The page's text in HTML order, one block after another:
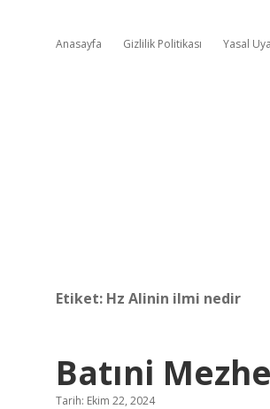
Anasayfa Gizlilik Politikası Yasal
Etiket: Hz Alinin ilmi nedir
Batıni
Tarih: Ekim 22, 2024